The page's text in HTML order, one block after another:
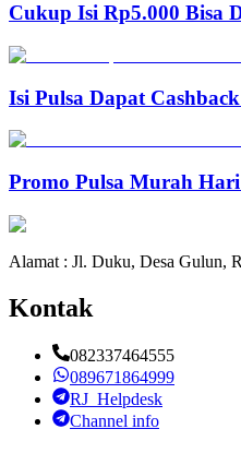
Cukup Isi Rp5.000 Bisa
Isi Pulsa Dapat
Promo Pulsa Murah
Alamat : Jl. Duku, Desa Gulun,
Kontak
082337464555
089671864999
RJ_Helpdesk
Channel info